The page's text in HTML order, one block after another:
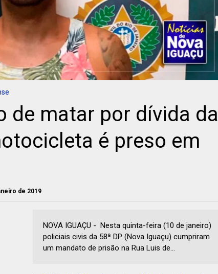
de matar por dívida da
é preso em
de 2019
NOVA IGUAÇU - Nesta quinta-feira (10 de janeiro)
policiais civis da 58ª DP (Nova Iguaçu) cumpriram
um mandato de prisão na Rua Luis de...